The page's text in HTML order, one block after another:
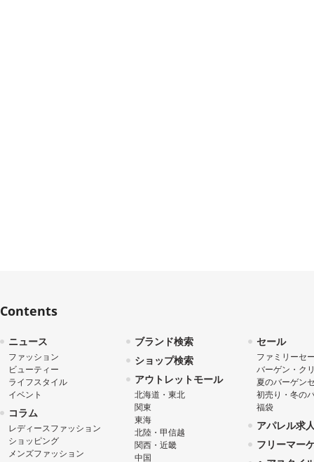
Contents
ニュース
ファッション
ビューティー
ライフスタイル
イベント
コラム
レディースファッション
ショッピング
メンズファッション
ブランド検索
ショップ検索
アウトレットモール
北海道・東北
関東
東海
北陸・甲信越
関西・近畿
中国
セール
ファミリーセ
バーゲン・ク
夏のバーゲン
初売り・冬の
福袋
アパレル求
フリーマー